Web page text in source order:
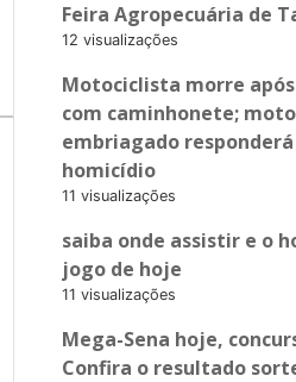
Feira Agropecuária de
12 visualizações
Motociclista morre
com caminhonete;
embriagado
homicídio
11 visualizações
saiba onde assistir e o
jogo de hoje
11 visualizações
Mega-Sena hoje,
Confira o resultado